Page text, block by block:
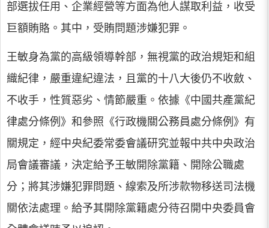
部選拔任用、企業經營等方面為他人謀取利益，收受
巨額賄賂。其中，受賄問題涉嫌犯罪。
王敏身為黨的高級領導幹部，無視黨的政治規矩和組
織紀律，嚴重違紀違法，且黨的十八大後仍不收斂、
不收手，性質惡劣、情節嚴重。依據《中國共產黨紀
律處分條例》和參照《行政機關公務員處分條例》有
關規定，經中央紀委常委會議研究並報中共中央政治
局會議審議，決定給予王敏開除黨籍、開除公職處
分；將其涉嫌犯罪問題、線索及所涉款物移送司法機
關依法處理。給予其開除黨籍處分待召開中央委員會